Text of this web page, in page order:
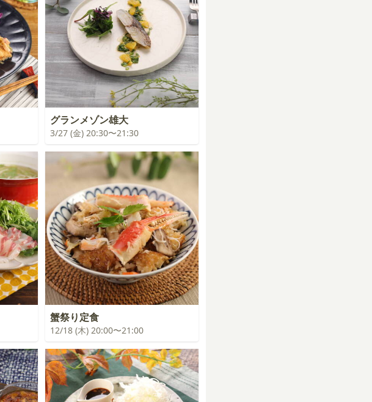
グランメゾン雄大
3/27 (金) 20:30〜21:30
蟹祭り定食
12/18 (木) 20:00〜21:00